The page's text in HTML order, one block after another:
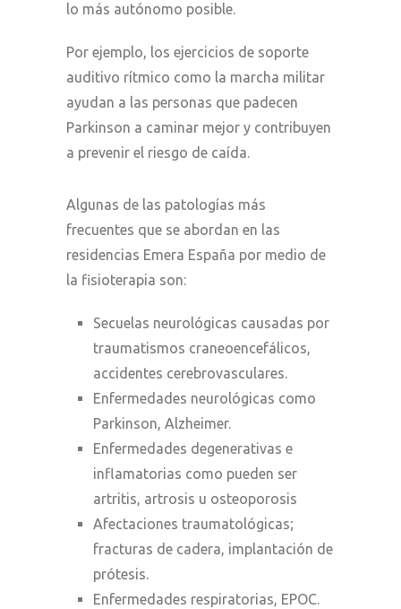
lo más autónomo posible.
Por ejemplo, los ejercicios de soporte
auditivo rítmico como la marcha militar
ayudan a las personas que padecen
Parkinson a caminar mejor y contribuyen
a prevenir el riesgo de caída.
Algunas de las patologías más
frecuentes que se abordan en las
residencias Emera España por medio de
la fisioterapia son:
Secuelas neurológicas causadas por
traumatismos craneoencefálicos,
accidentes cerebrovasculares.
Enfermedades neurológicas como
Parkinson, Alzheimer.
Enfermedades degenerativas e
inflamatorias como pueden ser
artritis, artrosis u osteoporosis
Afectaciones traumatológicas;
fracturas de cadera, implantación de
prótesis.
Enfermedades respiratorias, EPOC.